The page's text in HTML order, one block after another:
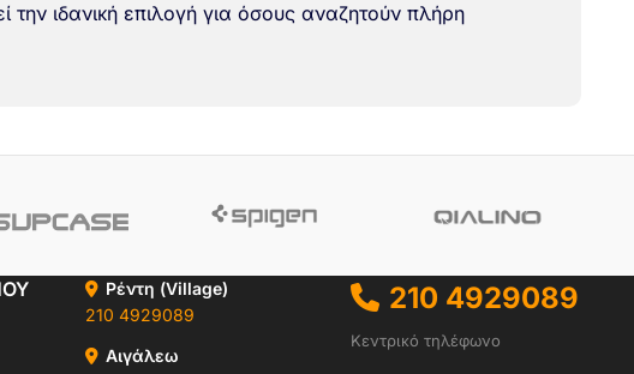
την ιδανική επιλογή για όσους αναζητούν πλήρη
Ρέντη (Village)
210 4929089
Αιγάλεω
210 4929089
Κεντρικό τηλέφωνο